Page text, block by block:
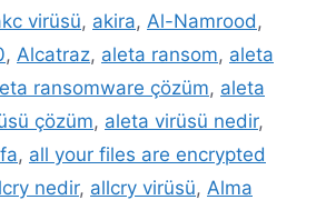
virüsü, akira, Al-Namrood,
, Alcatraz, aleta ransom, aleta
ransomware çözüm, aleta
çözüm, aleta virüsü nedir,
, all your files are encrypted
nedir, allcry virüsü, Alma